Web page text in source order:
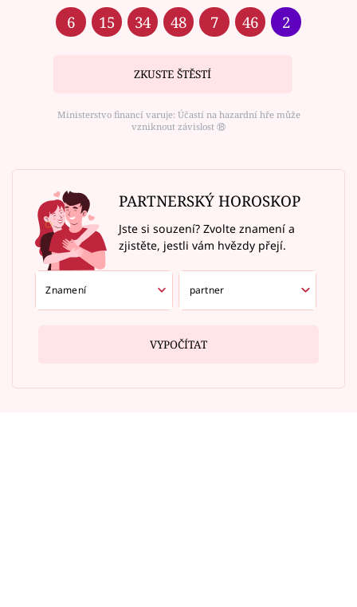
6 15 34 48 7 46 2
ZKUSTE ŠTĚSTÍ
Ministerstvo financí varuje: Účastí na hazardní hře může
vzniknout závislost ⑱
PARTNERSKÝ HOROSKOP
Jste si souzení? Zvolte znamení a
zjistěte, jestli vám hvězdy přejí.
VYPOČÍTAT